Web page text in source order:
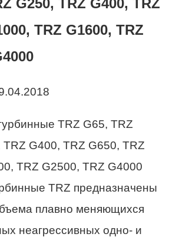
G250, TRZ G400, TRZ
TRZ G1600, TRZ
TRZ предназначены
плавно меняющихся
неагрессивных одно- и